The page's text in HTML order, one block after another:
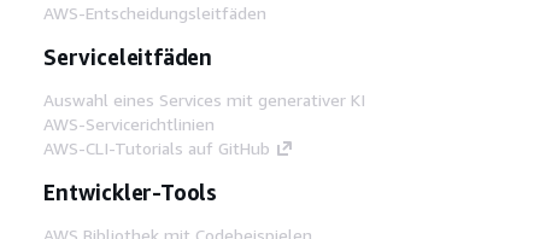
AWS-Entscheidungsleitfäden
Serviceleitfäden
Auswahl eines Services mit generativer KI
AWS-Servicerichtlinien
AWS-CLI-Tutorials auf GitHub
Entwickler-Tools
AWS Bibliothek mit Codebeispielen